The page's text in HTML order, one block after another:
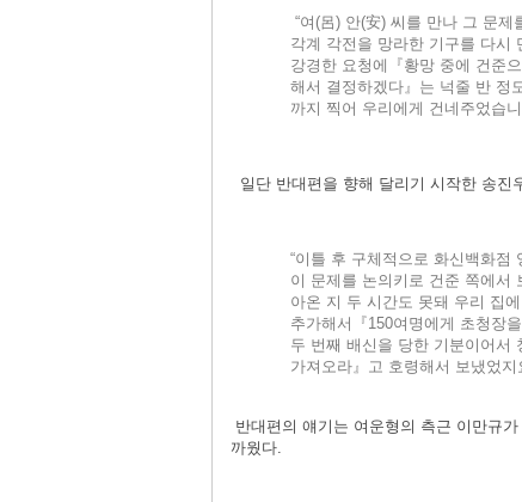
“여(呂) 안(安) 씨를 만나 그 문
각계 각전을 망라한 기구를 다시
강경한 요청에『황망 중에 건준
해서 결정하겠다』는 넉줄 반 정
까지 찍어 우리에게 건네주었습
일단 반대편을 향해 달리기 시작한 송진
“이틀 후 구체적으로 화신백화점
이 문제를 논의키로 건준 쪽에서
아온 지 두 시간도 못돼 우리 집
추가해서『150여명에게 초청장
두 번째 배신을 당한 기분이어서
가져오라』고 호령해서 보냈었
반대편의 얘기는 여운형의 측근 이만규
까웠다.